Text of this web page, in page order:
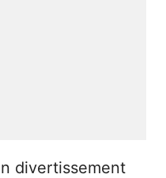
divertissement